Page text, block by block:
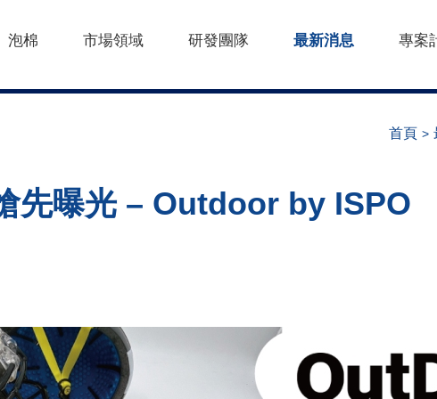
泡棉 市場領域 研發團隊 最新消息 專案
首頁
先曝光 – Outdoor by ISPO